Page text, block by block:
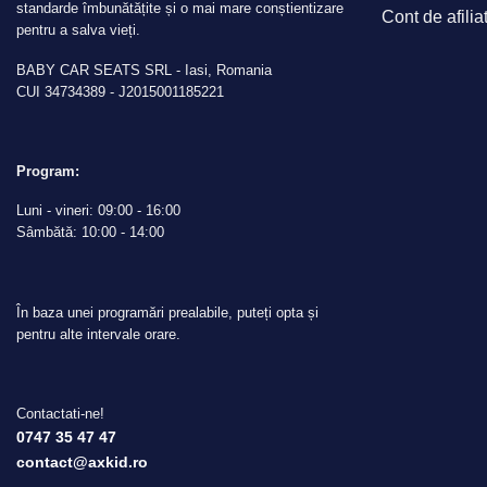
standarde îmbunătățite și o mai mare conștientizare
pentru a salva vieți.
BABY CAR SEATS SRL - Iasi, Romania
CUI 34734389 - J2015001185221
Program:
Luni - vineri: 09:00 - 16:00
Sâmbătă: 10:00 - 14:00
În baza unei programări prealabile, puteți opta și
pentru alte intervale orare.
Contactati-ne!
0747 35 47 47
contact@axkid.ro
Cont de afiliat